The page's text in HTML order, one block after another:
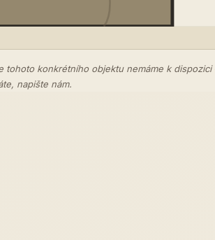
tohoto konkrétního objektu nemáme k
napište nám.